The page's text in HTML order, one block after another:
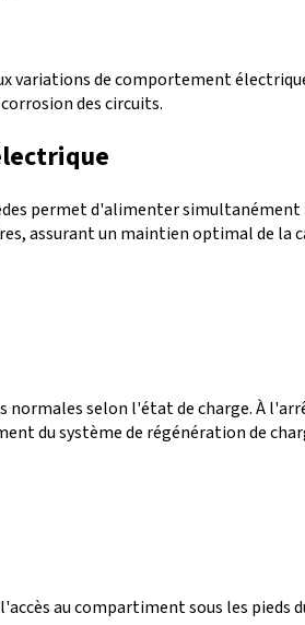
variations de comportement
des circuits.
permet d'alimenter simultanément
assurant un maintien optimal de la
selon l'état de charge. À
du système de régénération de
au compartiment sous les